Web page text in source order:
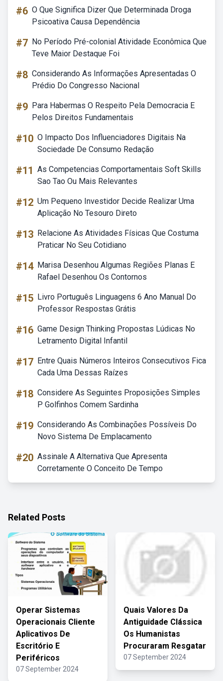
#6 O Que Significa Dizer Que Determinada Droga
Psicoativa Causa Dependência
#7 No Período Pré-colonial Atividade Econômica Que
Teve Maior Destaque Foi
#8 Considerando As Informações Apresentadas O
Prédio Do Congresso Nacional
#9 Para Habermas O Respeito Pela Democracia E
Pelos Direitos Fundamentais
#10 O Impacto Dos Influenciadores Digitais Na
Sociedade De Consumo Redação
#11 As Competencias Comportamentais Soft Skills
Sao Tao Ou Mais Relevantes
#12 Um Pequeno Investidor Decide Realizar Uma
Aplicação No Tesouro Direto
#13 Relacione As Atividades Físicas Que Costuma
Praticar No Seu Cotidiano
#14 Marisa Desenhou Algumas Regiões Planas E
Rafael Desenhou Os Contornos
#15 Livro Português Linguagens 6 Ano Manual Do
Professor Respostas Grátis
#16 Game Design Thinking Propostas Lúdicas No
Letramento Digital Infantil
#17 Entre Quais Números Inteiros Consecutivos Fica
Cada Uma Dessas Raízes
#18 Considere As Seguintes Proposições Simples
P Golfinhos Comem Sardinha
#19 Considerando As Combinações Possíveis Do
Novo Sistema De Emplacamento
#20 Assinale A Alternativa Que Apresenta
Corretamente O Conceito De Tempo
Related Posts
Operar Sistemas
Operacionais Cliente
Aplicativos De
Escritório E
Periféricos
07 September 2024
Quais Valores Da
Antiguidade Clássica
Os Humanistas
Procuraram Resgatar
07 September 2024